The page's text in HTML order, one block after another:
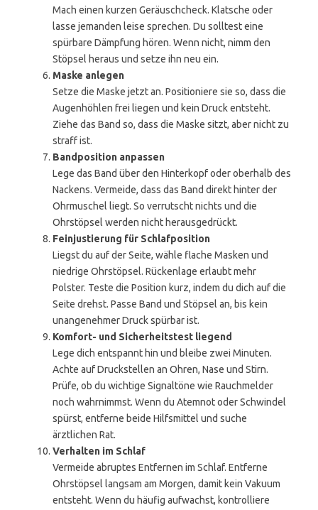
Mach einen kurzen Geräuschcheck. Klatsche oder
lasse jemanden leise sprechen. Du solltest eine
spürbare Dämpfung hören. Wenn nicht, nimm den
Stöpsel heraus und setze ihn neu ein.
Maske anlegen
Setze die Maske jetzt an. Positioniere sie so, dass die
Augenhöhlen frei liegen und kein Druck entsteht.
Ziehe das Band so, dass die Maske sitzt, aber nicht zu
straff ist.
Bandposition anpassen
Lege das Band über den Hinterkopf oder oberhalb des
Nackens. Vermeide, dass das Band direkt hinter der
Ohrmuschel liegt. So verrutscht nichts und die
Ohrstöpsel werden nicht herausgedrückt.
Feinjustierung für Schlafposition
Liegst du auf der Seite, wähle flache Masken und
niedrige Ohrstöpsel. Rückenlage erlaubt mehr
Polster. Teste die Position kurz, indem du dich auf die
Seite drehst. Passe Band und Stöpsel an, bis kein
unangenehmer Druck spürbar ist.
Komfort- und Sicherheitstest liegend
Lege dich entspannt hin und bleibe zwei Minuten.
Achte auf Druckstellen an Ohren, Nase und Stirn.
Prüfe, ob du wichtige Signaltöne wie Rauchmelder
noch wahrnimmst. Wenn du Atemnot oder Schwindel
spürst, entferne beide Hilfsmittel und suche
ärztlichen Rat.
Verhalten im Schlaf
Vermeide abruptes Entfernen im Schlaf. Entferne
Ohrstöpsel langsam am Morgen, damit kein Vakuum
entsteht. Wenn du häufig aufwachst, kontrolliere